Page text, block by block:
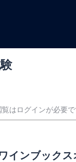
はログインが必要で
ワインブック